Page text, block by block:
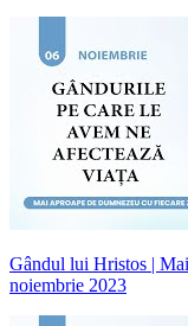
Gândul lui Hristos |
noiembrie 2023